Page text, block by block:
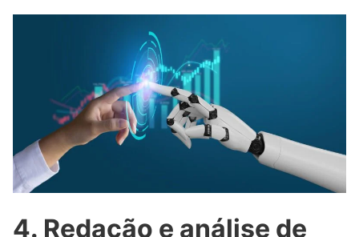
4. Redação e análise de